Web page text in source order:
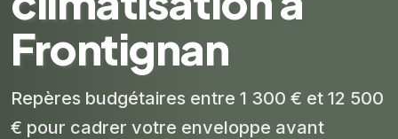
Frontignan
Repères budgétaires entre 1 300 € et 12 500
€ pour cadrer votre enveloppe avant